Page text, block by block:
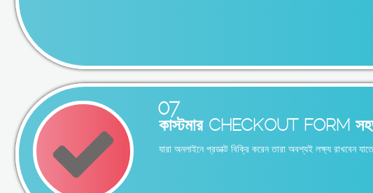
07
কাস্টমার CHECKOUT FORM
যারা অনলাইনে প্রডাক্ট বিক্রি করেন তারা অবশ্যই লক্ষ্য